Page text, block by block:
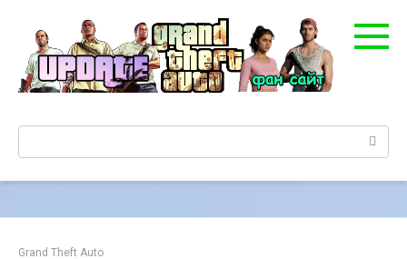
контенту
Поиск:
Grand Theft Auto